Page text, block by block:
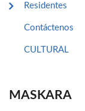
Residentes
Contáctenos
CULTURAL
MASKARA